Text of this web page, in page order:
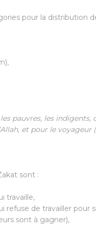
pour la distribution
pauvres, les
et pour le voyageur
sont :
travaille,
de travailler pour
sont à gagner),